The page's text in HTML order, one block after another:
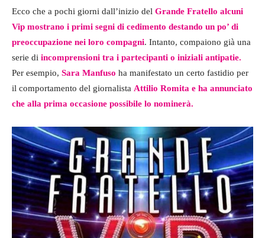
Ecco che a pochi giorni dall’inizio del Grande Fratello alcuni
Vip mostrano i primi segni di cedimento destando un po’ di
preoccupazione nei loro compagni. Intanto, compaiono già una
serie di incomprensioni tra i partecipanti o iniziali antipatie.
Per esempio, Sara Manfuso ha manifestato un certo fastidio per
il comportamento del giornalista Attilio Romita e ha annunciato
che alla prima occasione possibile lo nominerà.